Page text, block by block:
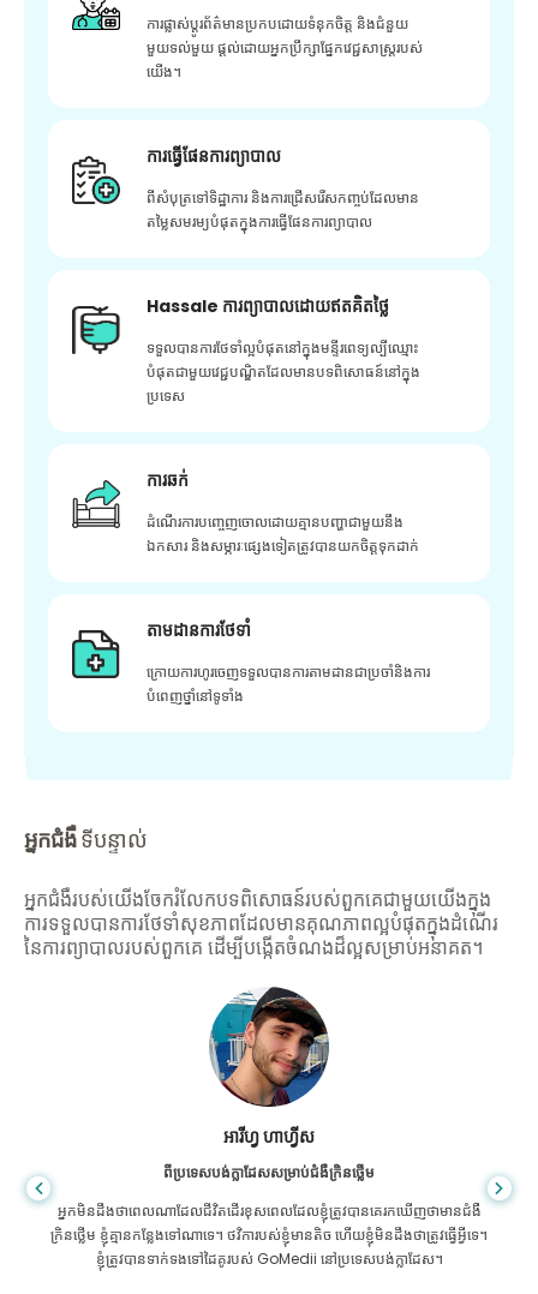
ការផ្លាស់ប្តូរព័ត៌មានប្រកបដោយទំនុកចិត្ត និងជំនួយ
មួយទល់មួយ ផ្តល់ដោយអ្នកប្រឹក្សាផ្នែកវេជ្ជសាស្រ្តរបស់
យើង។
ការធ្វើផែនការព្យាបាល
ពីសំបុត្រទៅទិដ្ឋាការ និងការជ្រើសរើសកញ្ចប់ដែលមាន
តម្លៃសមរម្យបំផុតក្នុងការធ្វើផែនការព្យាបាល
Hassale ការព្យាបាលដោយឥតគិតថ្លៃ
ទទួលបានការថែទាំល្អបំផុតនៅក្នុងមន្ទីរពេទ្យល្បីឈ្មោះ
បំផុតជាមួយវេជ្ជបណ្ឌិតដែលមានបទពិសោធន៍នៅក្នុង
ប្រទេស
ការឆក់
ដំណើរការបញ្ចេញចោលដោយគ្មានបញ្ហាជាមួយនឹង
ឯកសារ និងសម្ភារៈផ្សេងទៀតត្រូវបានយកចិត្តទុកដាក់
តាមដានការថែទាំ
ក្រោយ​ការ​ហូរ​ចេញ​ទទួល​បាន​ការ​តាមដាន​ជា​ប្រចាំ​និង​ការ​
បំពេញ​ថ្នាំ​នៅ​ទូទាំង​
អ្នកជំងឺទីបន្ទាល់
អ្នកជំងឺរបស់យើងចែករំលែកបទពិសោធន៍របស់ពួកគេជាមួយយើងក្នុង
ការទទួលបានការថែទាំសុខភាពដែលមានគុណភាពល្អបំផុតក្នុងដំណើរ
នៃការព្យាបាលរបស់ពួកគេ ដើម្បីបង្កើតចំណងដ៏ល្អសម្រាប់អនាគត។
អារីហ្វ ហាហ្វីស
ពីប្រទេសបង់ក្លាដែសសម្រាប់ជំងឺក្រិនថ្លើម
អ្នក​មិន​ដឹង​ថា​ពេល​ណា​ដែល​ជីវិត​ដើរ​ខុស​ពេល​ដែល​ខ្ញុំ​ត្រូវ​បាន​គេ​រក​ឃើញ​ថា​មាន​ជំងឺ​
ក្រិន​ថ្លើម ខ្ញុំ​គ្មាន​កន្លែង​ទៅ​ណា​ទេ។ ថវិការបស់ខ្ញុំមានតិច ហើយខ្ញុំមិនដឹងថាត្រូវធ្វើអ្វីទេ។
ខ្ញុំត្រូវបានទាក់ទងទៅដៃគូរបស់ GoMedii នៅប្រទេសបង់ក្លាដែស។